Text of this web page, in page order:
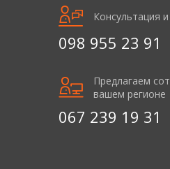
Консультация
098 955 23 91
Предлагаем
вашем регионе
067 239 19 31